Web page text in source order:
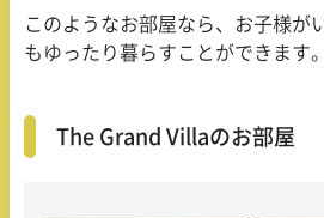
このようなお部屋なら、お子様が
もゆったり暮らすことができます。
The Grand Villaのお部屋